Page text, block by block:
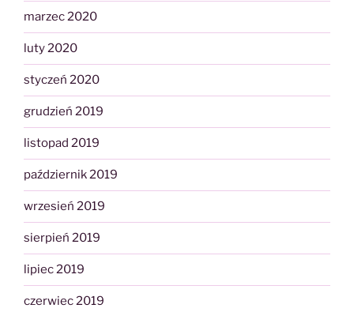
marzec 2020
luty 2020
styczeń 2020
grudzień 2019
listopad 2019
październik 2019
wrzesień 2019
sierpień 2019
lipiec 2019
czerwiec 2019